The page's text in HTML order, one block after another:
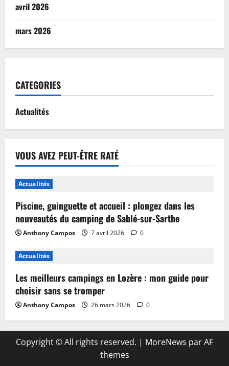
avril 2026
mars 2026
CATEGORIES
Actualités
VOUS AVEZ PEUT-ÊTRE RATÉ
Actualités
Piscine, guinguette et accueil : plongez dans les
nouveautés du camping de Sablé-sur-Sarthe
Anthony Campos 7 avril 2026 0
Actualités
Les meilleurs campings en Lozère : mon guide pour
choisir sans se tromper
Anthony Campos 26 mars 2026 0
Copyright © All rights reserved. | MoreNews par AF
themes